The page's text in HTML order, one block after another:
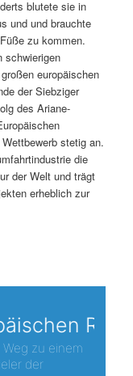
blutete sie in
und und brauchte
zu kommen.
schwierigen
europäischen
der Siebziger
des Ariane-
stetig an.
die
der Welt und trägt
erheblich zur